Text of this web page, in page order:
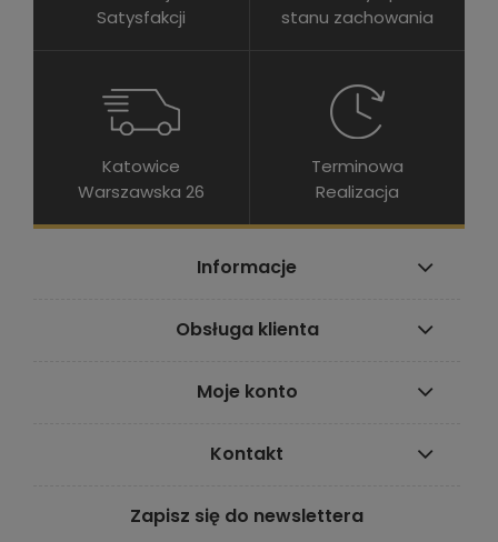
Satysfakcji
stanu zachowania
Katowice
Warszawska 26
Terminowa
Realizacja
Informacje
Obsługa klienta
Moje konto
Kontakt
Zapisz się do newslettera